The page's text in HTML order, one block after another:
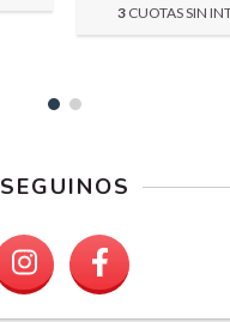
3 CUOTAS SIN
SEGUINOS